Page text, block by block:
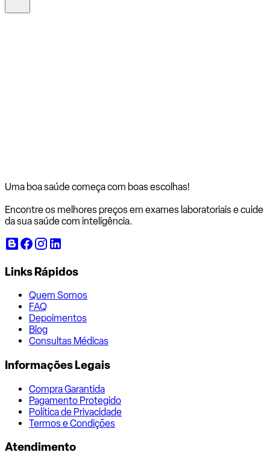
Uma boa saúde começa com boas escolhas!
Encontre os melhores preços em exames laboratoriais e cuide
da sua saúde com inteligência.
Links Rápidos
Quem Somos
FAQ
Depoimentos
Blog
Consultas Médicas
Informações Legais
Compra Garantida
Pagamento Protegido
Política de Privacidade
Termos e Condições
Atendimento